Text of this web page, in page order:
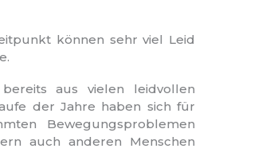
können sehr viel Leid
aus vielen leidvollen
der Jahre haben sich für
Bewegungsproblemen
auch anderen Menschen